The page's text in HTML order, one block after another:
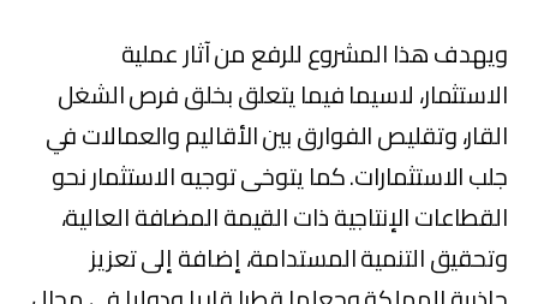
ويهدف هذا المشروع للرفع من آثار عملية
الاستثمار، لاسيما فيما يتعلق بخلق فرص الشغل
القار، وتقليص الفوارق بين الأقاليم والعمالات في
جلب الاستثمارات. كما يتوخى توجيه الاستثمار نحو
القطاعات الإنتاجية ذات القيمة المضافة العالية،
وتحقيق التنمية المستدامة، إضافة إلى تعزيز